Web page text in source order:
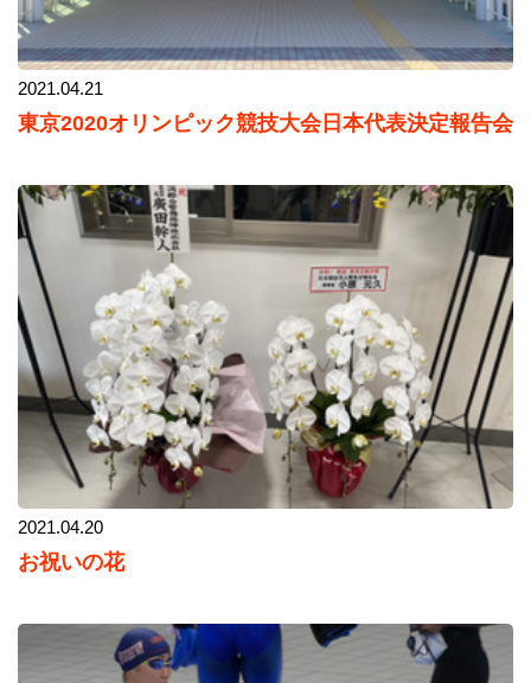
2021.04.21
東京2020オリンピック競技大会日本代表決定報告会
2021.04.20
お祝いの花